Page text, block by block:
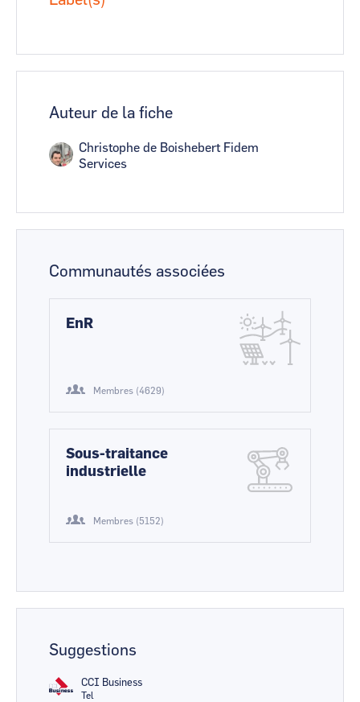
Auteur de la fiche
Christophe de Boishebert Fidem
Services
Communautés associées
EnR
Membres (4629)
Sous-traitance
industrielle
Membres (5152)
Suggestions
CCI Business
Tel